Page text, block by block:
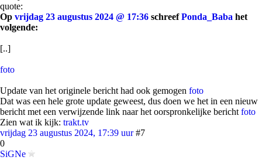
quote:
Op vrijdag 23 augustus 2024 @ 17:36 schreefPonda_Baba het
volgende:
[..]
foto
Update van het originele bericht had ook gemogen foto
Dat was een hele grote update geweest, dus doen we het in een nieuw
bericht met een verwijzende link naar het oorspronkelijke bericht foto
Zien wat ik kijk: trakt.tv
vrijdag 23 augustus 2024, 17:39 uur #7
0
SiGNe